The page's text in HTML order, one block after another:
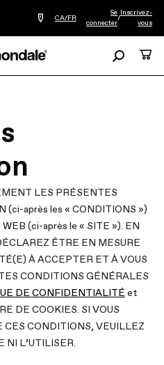
Trouver
détaillant
CA/FR
Se
connecter
/
Inscrivez-
vous
LES PRÉSENTES
(ci-après les « CONDITIONS »)
(ci-après le « SITE »). EN
ÊTRE EN MESURE
À ACCEPTER ET À VOUS
CONDITIONS GÉNÉRALES
DE CONFIDENTIALITÉ et
DE COOKIES. SI VOUS
CES CONDITIONS, VEUILLEZ
NI L’UTILISER.